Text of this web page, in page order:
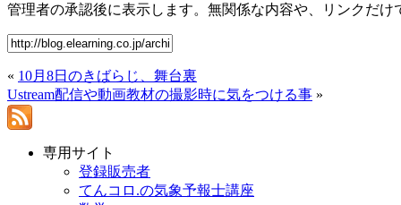
管理者の承認後に表示します。無関係な内容や、リンクだ
« 10月8日のきばらじ、舞台裏
Ustream配信や動画教材の撮影時に気をつける事 »
専用サイト
登録販売者
てんコロ.の気象予報士講座